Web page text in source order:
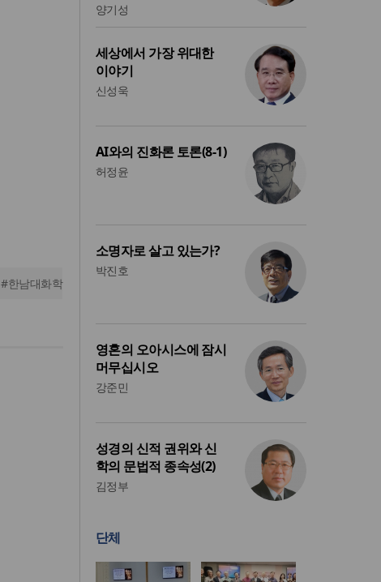
#한남대화학
양기성
세상에서 가장 위대한
이야기
신성욱
AI와의 진화론 토론(8-1)
허정윤
소명자로 살고 있는가?
박진호
영혼의 오아시스에 잠시
머무십시오
강준민
성경의 신적 권위와 신
학의 문법적 종속성(2)
김정부
단체